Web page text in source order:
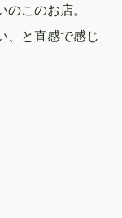
このお店。
、と直感で感じ